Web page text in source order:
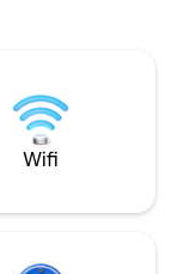
het hele jaar
accommodatie
pittoreske
eenvoudige,
Wifi